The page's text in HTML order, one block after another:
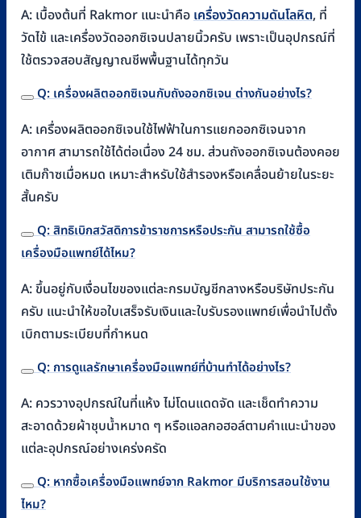
A: เบื้องต้นที่ Rakmor แนะนำคือเครื่องวัดความดันโลหิต, ที่
วัดไข้ และเครื่องวัดออกซิเจนปลายนิ้วครับ เพราะเป็นอุปกรณ์ที่
ใช้ตรวจสอบสัญญาณชีพพื้นฐานได้ทุกวัน
Q: เครื่องผลิตออกซิเจนกับถังออกซิเจน ต่างกันอย่างไร?
A: เครื่องผลิตออกซิเจนใช้ไฟฟ้าในการแยกออกซิเจนจาก
อากาศ สามารถใช้ได้ต่อเนื่อง 24 ชม. ส่วนถังออกซิเจนต้องคอย
เติมก๊าซเมื่อหมด เหมาะสำหรับใช้สำรองหรือเคลื่อนย้ายในระยะ
สั้นครับ
Q: สิทธิเบิกสวัสดิการข้าราชการหรือประกัน สามารถใช้ซื้อ
เครื่องมือแพทย์ได้ไหม?
A: ขึ้นอยู่กับเงื่อนไขของแต่ละกรมบัญชีกลางหรือบริษัทประกัน
ครับ แนะนำให้ขอใบเสร็จรับเงินและใบรับรองแพทย์เพื่อนำไปตั้ง
เบิกตามระเบียบที่กำหนด
Q: การดูแลรักษาเครื่องมือแพทย์ที่บ้านทำได้อย่างไร?
A: ควรวางอุปกรณ์ในที่แห้ง ไม่โดนแดดจัด และเช็ดทำความ
สะอาดด้วยผ้าชุบน้ำหมาด ๆ หรือแอลกอฮอล์ตามคำแนะนำของ
แต่ละอุปกรณ์อย่างเคร่งครัด
Q: หากซื้อเครื่องมือแพทย์จาก Rakmor มีบริการสอนใช้งาน
ไหม?